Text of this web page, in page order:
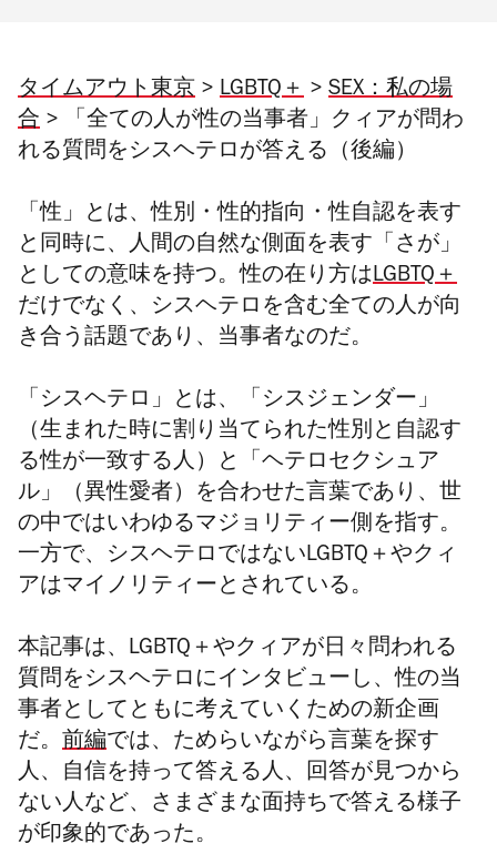
タイムアウト東京 > LGBTQ＋ > SEX：私の場
合 > 「全ての人が性の当事者」クィアが問わ
れる質問をシスヘテロが答える（後編）
「性」とは、性別・性的指向・性自認を表す
と同時に、人間の自然な側面を表す「さが」
としての意味を持つ。性の在り方はLGBTQ＋
だけでなく、シスヘテロを含む全ての人が向
き合う話題であり、当事者なのだ。
「シスヘテロ」とは、「シスジェンダー」
（生まれた時に割り当てられた性別と自認す
る性が一致する人）と「ヘテロセクシュア
ル」（異性愛者）を合わせた言葉であり、世
の中ではいわゆるマジョリティー側を指す。
一方で、シスヘテロではないLGBTQ＋やクィ
アはマイノリティーとされている。
本記事は、LGBTQ＋やクィアが日々問われる
質問をシスヘテロにインタビューし、性の当
事者としてともに考えていくための新企画
だ。 前編では、ためらいながら言葉を探す
人、自信を持って答える人、回答が見つから
ない人など、さまざまな面持ちで答える様子
が印象的であった。